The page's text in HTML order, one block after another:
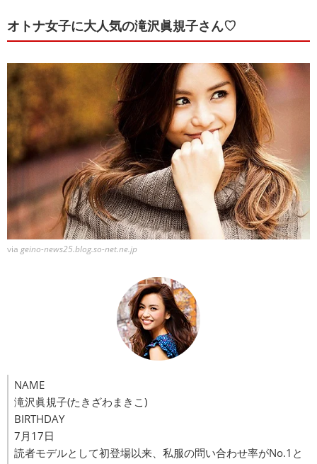
オトナ女子に大人気の滝沢眞規子さん♡
via geino-news25.blog.so-net.ne.jp
NAME
滝沢眞規子(たきざわまきこ)
BIRTHDAY
7月17日
読者モデルとして初登場以来、私服の問い合わせ率がNo.1と